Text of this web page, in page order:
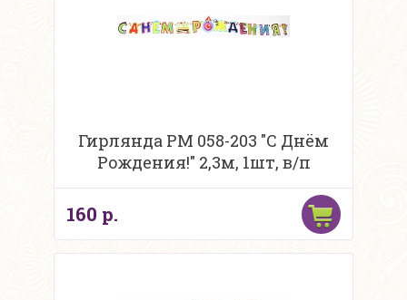
Гирлянда PM 058-203 "С Днём
Рождения!" 2,3м, 1шт, в/п
160 р.